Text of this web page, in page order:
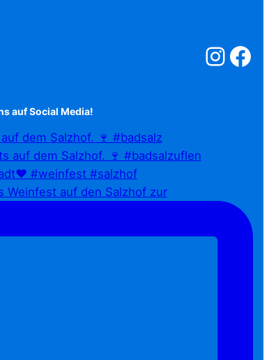
Salzstreuner
auf Social Media!
dem Salzhof. 🍷 #badsalz
Weinfest auf den Salzhof zur